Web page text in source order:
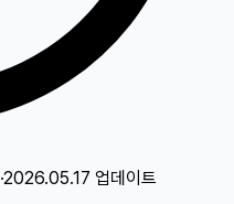
·2026.05.17 업데이트